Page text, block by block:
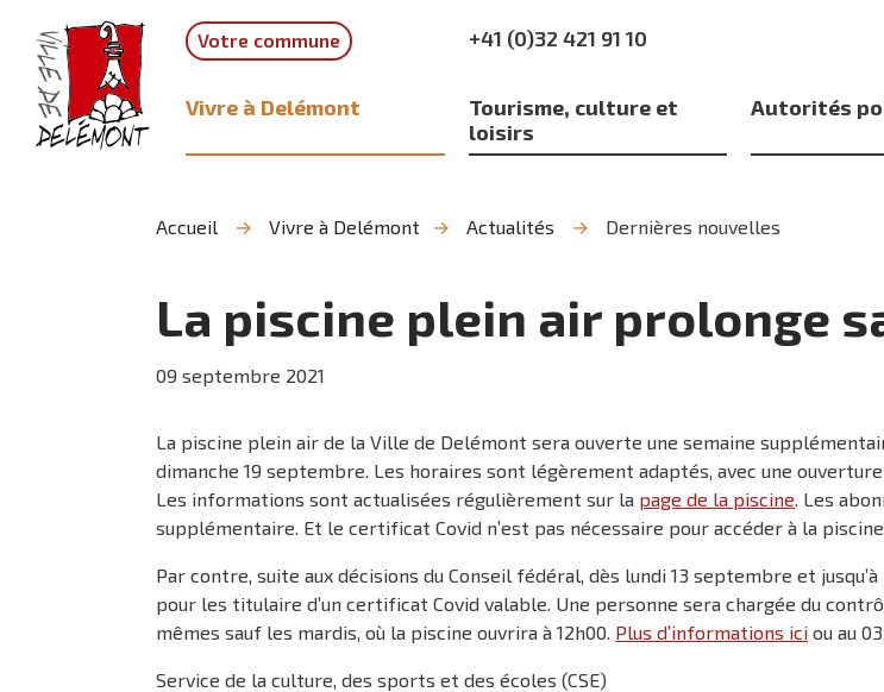
recherche
contenu
navigation
Votre commune +41 (0)32 421 91 10
Vivre à Delémont
Tourisme, culture et
loisirs
Autorités
Accueil Vivre à Delémont Actualités Dernières nouvelles
La piscine plein air prolonge
09 septembre 2021
La piscine plein air de la Ville de Delémont sera ouverte une semaine
dimanche 19 septembre. Les horaires sont légèrement adaptés, avec une
Les informations sont actualisées régulièrement sur la page de la piscine. Les
supplémentaire. Et le certificat Covid n’est pas nécessaire pour accéder à la
Par contre, suite aux décisions du Conseil fédéral, dès lundi 13 septembre et
pour les titulaire d’un certificat Covid valable. Une personne sera chargée du
mêmes sauf les mardis, où la piscine ouvrira à 12h00. Plus d’informations ici ou au
Service de la culture, des sports et des écoles (CSE)